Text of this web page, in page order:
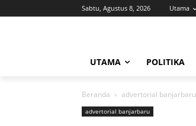
Sabtu, Agustus 8, 2026 Utama
UTAMA POLITIKA
Beranda advertorial banjarbaru
advertorial banjarbaru